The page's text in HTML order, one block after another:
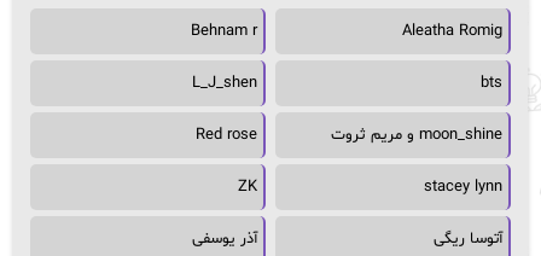
Aleatha Romig
Behnam r
bts
L_J_shen
moon_shine و مریم ثروت Red rose
stacey lynn
ZK
آتوسا ریگی آذر یوسفی